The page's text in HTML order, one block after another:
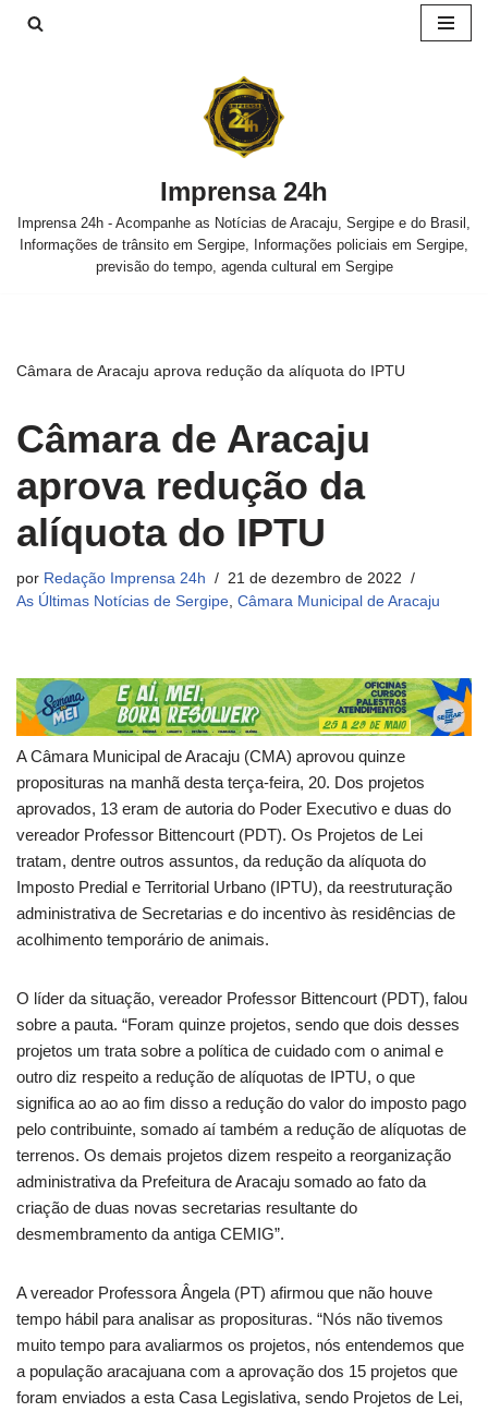
Imprensa 24h
Imprensa 24h - Acompanhe as Notícias de Aracaju, Sergipe e do Brasil,
Informações de trânsito em Sergipe, Informações policiais em Sergipe,
previsão do tempo, agenda cultural em Sergipe
Câmara de Aracaju aprova redução da alíquota do IPTU
Câmara de Aracaju
aprova redução da
alíquota do IPTU
por Redação Imprensa 24h
21 de dezembro de 2022
As Últimas Notícias de Sergipe, Câmara Municipal de Aracaju
A Câmara Municipal de Aracaju (CMA) aprovou quinze
proposituras na manhã desta terça-feira, 20. Dos projetos
aprovados, 13 eram de autoria do Poder Executivo e duas do
vereador Professor Bittencourt (PDT). Os Projetos de Lei
tratam, dentre outros assuntos, da redução da alíquota do
Imposto Predial e Territorial Urbano (IPTU), da reestruturação
administrativa de Secretarias e do incentivo às residências de
acolhimento temporário de animais.
O líder da situação, vereador Professor Bittencourt (PDT), falou
sobre a pauta. “Foram quinze projetos, sendo que dois desses
projetos um trata sobre a política de cuidado com o animal e
outro diz respeito a redução de alíquotas de IPTU, o que
significa ao ao ao fim disso a redução do valor do imposto pago
pelo contribuinte, somado aí também a redução de alíquotas de
terrenos. Os demais projetos dizem respeito a reorganização
administrativa da Prefeitura de Aracaju somado ao fato da
criação de duas novas secretarias resultante do
desmembramento da antiga CEMIG”.
A vereador Professora Ângela (PT) afirmou que não houve
tempo hábil para analisar as proposituras. “Nós não tivemos
muito tempo para avaliarmos os projetos, nós entendemos que
a população aracajuana com a aprovação dos 15 projetos que
foram enviados a esta Casa Legislativa, sendo Projetos de Lei,